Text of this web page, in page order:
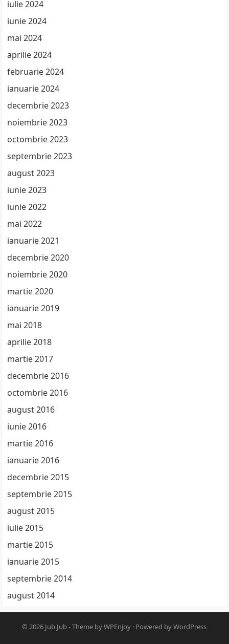
iulie 2024
iunie 2024
mai 2024
aprilie 2024
februarie 2024
ianuarie 2024
decembrie 2023
noiembrie 2023
octombrie 2023
septembrie 2023
august 2023
iunie 2023
iunie 2022
mai 2022
ianuarie 2021
decembrie 2020
noiembrie 2020
martie 2020
ianuarie 2019
mai 2018
aprilie 2018
martie 2017
decembrie 2016
octombrie 2016
august 2016
iunie 2016
martie 2016
ianuarie 2016
decembrie 2015
septembrie 2015
august 2015
iulie 2015
martie 2015
ianuarie 2015
septembrie 2014
august 2014
© 2026 Jub Jub- Theme byWPEnjoy · Powered byWordPress